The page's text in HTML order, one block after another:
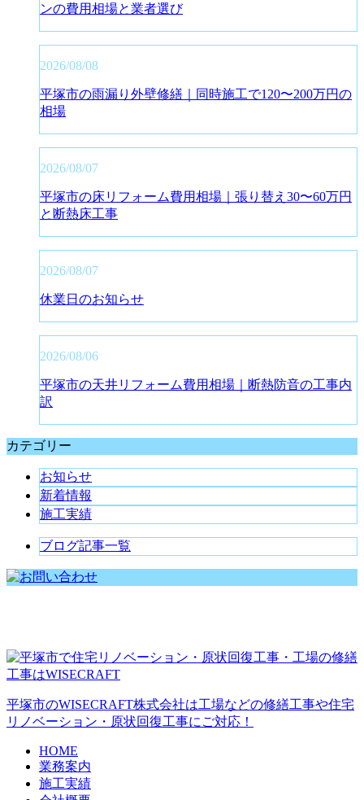
ンの費用相場と業者選び
2026/08/08
平塚市の雨漏り外壁修繕｜同時施工で120〜200万円の
相場
2026/08/07
平塚市の床リフォーム費用相場｜張り替え30〜60万円
と断熱床工事
2026/08/07
休業日のお知らせ
2026/08/06
平塚市の天井リフォーム費用相場｜断熱防音の工事内
訳
カテゴリー
お知らせ
新着情報
施工実績
ブログ記事一覧
平塚市のWISECRAFT株式会社は工場などの修繕工事や住宅
リノベーション・原状回復工事にご対応！
HOME
業務案内
施工実績